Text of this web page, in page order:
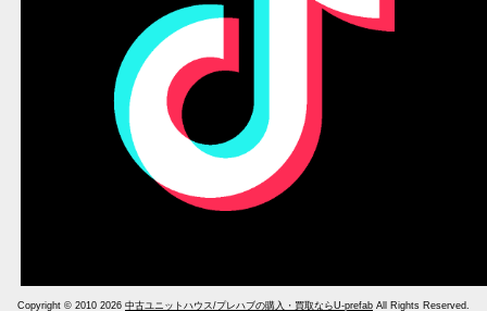
Copyright © 2010 2026 中古ユニットハウス/プレハブの購入・買取ならU-prefab All Rights Reserved.